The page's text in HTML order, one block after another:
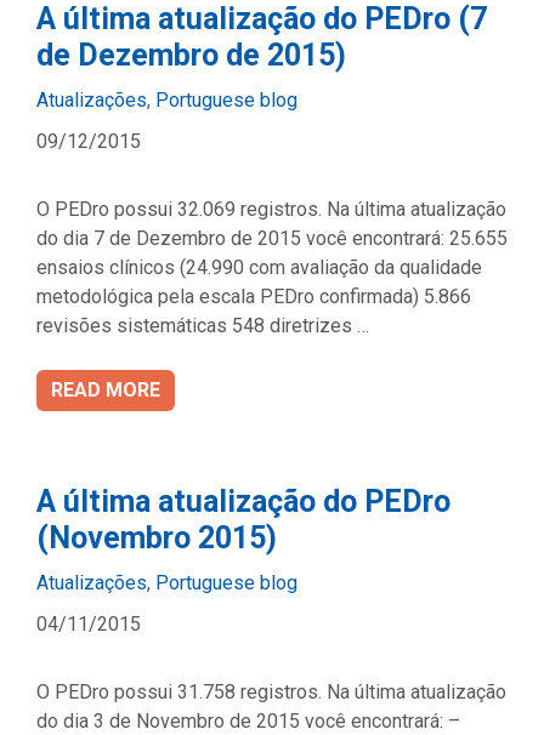
A última atualização do PEDro (7
de Dezembro de 2015)
Categories
Atualizações, Portuguese blog
09/12/2015
O PEDro possui 32.069 registros. Na última atualização
do dia 7 de Dezembro de 2015 você encontrará: 25.655
ensaios clínicos (24.990 com avaliação da qualidade
metodológica pela escala PEDro confirmada) 5.866
revisões sistemáticas 548 diretrizes …
READ MORE
A última atualização do PEDro
(Novembro 2015)
Categories
Atualizações, Portuguese blog
04/11/2015
O PEDro possui 31.758 registros. Na última atualização
do dia 3 de Novembro de 2015 você encontrará: –